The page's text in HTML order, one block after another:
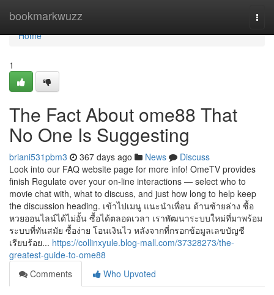
bookmarkwuzz
Home
Home
1
The Fact About ome88 That
No One Is Suggesting
briani531pbm3 367 days ago News
Discuss
Look into our FAQ website page for more info! OmeTV provides
finish Regulate over your on-line interactions — select who to
movie chat with, what to discuss, and just how long to help keep
the discussion heading. เข้าไปเมนู แนะนำเพื่อน ด้านซ้ายล่าง ซื้อ
หวยออนไลน์ได้ไม่อั้น ซื้อได้ตลอดเวลา เราพัฒนาระบบใหม่ที่มาพร้อม
ระบบที่ทันสมัย ซื้อง่าย โอนเงินไว หลังจากที่กรอกข้อมูลเลขบัญชี
เรียบร้อย... https://collinxyule.blog-mall.com/37328273/the-
greatest-guide-to-ome88
Comments
Who Upvoted